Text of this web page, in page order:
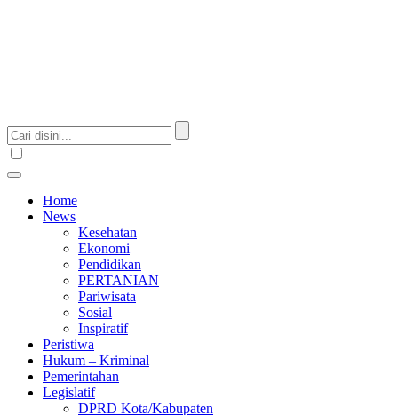
Home
News
Kesehatan
Ekonomi
Pendidikan
PERTANIAN
Pariwisata
Sosial
Inspiratif
Peristiwa
Hukum – Kriminal
Pemerintahan
Legislatif
DPRD Kota/Kabupaten